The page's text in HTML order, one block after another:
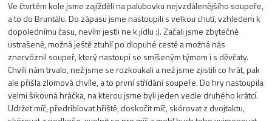
Ve čtvrtém kole jsme zajížděli na palubovku nejvzdálenějšího soupeře,
a to do Bruntálu. Do zápasu jsme nastoupili s velkou chutí, vzhledem k
dopolednímu času, nevím jestli ne k jídlu :). Začali jsme zbytečně
ustrašeně, možná ještě ztuhlí po dlopuhé cestě a možná nás
znervóznil soupeř, který nastoupi se smíšeným týmem i s děvčaty.
Chvíli nám trvalo, než jsme se rozkoukali a než jsme zjistili co hrát, pak
ale přišla zlomová chvíle, a to první střídání soupeře. Do hry nastoupila
velmi šikovná hráčka, na kterou jsme byli jeden vedle druhého krátcí.
Udržet míč, předriblovat hřiště, doskočit míč, skórovat z dvojtaktu,